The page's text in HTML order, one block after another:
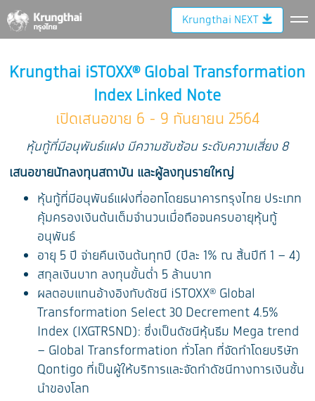
Krungthai NEXT
Krungthai iSTOXX® Global Transformation
Index Linked Note
เปิดเสนอขาย 6 - 9 กันยายน 2564
หุ้นกู้ที่มีอนุพันธ์แฝง มีความซับซ้อน ระดับความเสี่ยง 8
เสนอขายนักลงทุนสถาบัน และผู้ลงทุนรายใหญ่
หุ้นกู้ที่มีอนุพันธ์แฝงที่ออกโดยธนาคารกรุงไทย ประเภท
คุ้มครองเงินต้นเต็มจำนวนเมื่อถือจนครบอายุหุ้นกู้
อนุพันธ์
อายุ 5 ปี จ่ายคืนเงินต้นทุกปี (ปีละ 1% ณ สิ้นปีที 1 – 4)
สกุลเงินบาท ลงทุนขั้นต่ำ 5 ล้านบาท
ผลตอบแทนอ้างอิงกับดัชนี iSTOXX® Global
Transformation Select 30 Decrement 4.5%
Index (IXGTRSND): ซึ่งเป็นดัชนีหุ้นธีม Mega trend
– Global Transformation ทั่วโลก ที่จัดทำโดยบริษัท
Qontigo ที่เป็นผู้ให้บริการและจัดทำดัชนีทางการเงินชั้น
นำของโลก